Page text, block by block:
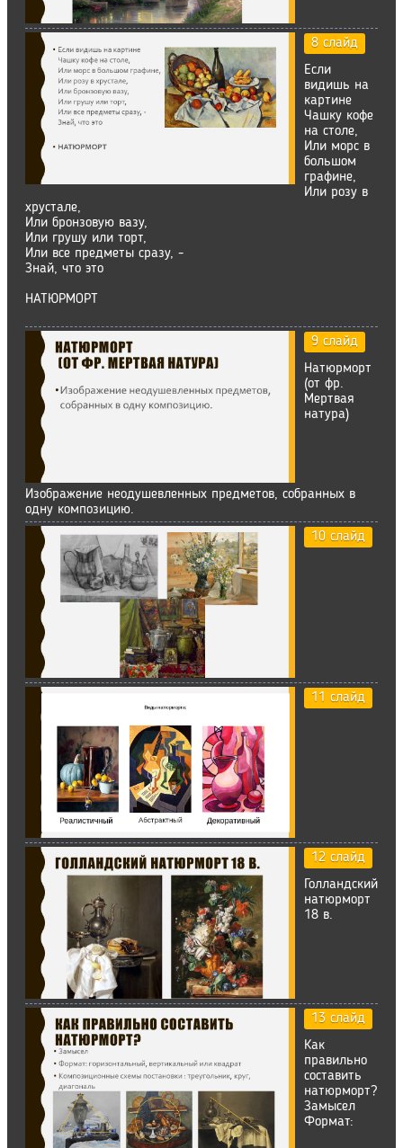
8 слайд
Если
видишь на
картине
Чашку кофе
на столе,
Или морс в
большом
графине,
Или розу в
хрустале,
Или бронзовую вазу,
Или грушу или торт,
Или все предметы сразу, -
Знай, что это
НАТЮРМОРТ
9 слайд
Натюрморт
(от фр.
Мертвая
натура)
Изображение неодушевленных предметов, собранных в
одну композицию.
10 слайд
11 слайд
12 слайд
Голландский
натюрморт
18 в.
13 слайд
Как
правильно
составить
натюрморт?
Замысел
Формат: